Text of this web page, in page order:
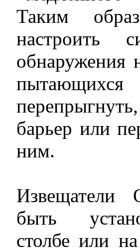
Таким
настроить
обнаружения
пытающихся
барьер или
ним.
Извещатели
быть
столбе или